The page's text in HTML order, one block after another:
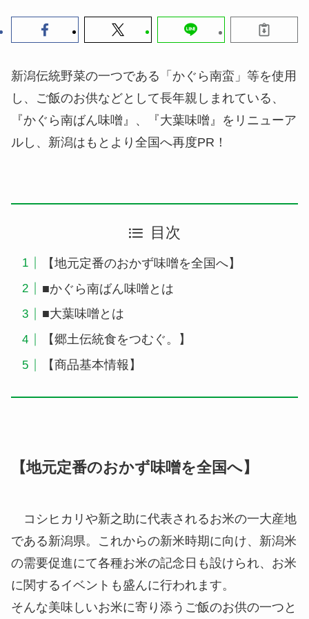
新潟伝統野菜の一つである「かぐら南蛮」等を使用
し、ご飯のお供などとして長年親しまれている、
『かぐら南ばん味噌』、『大葉味噌』をリニューア
ルし、新潟はもとより全国へ再度PR！
目次
【地元定番のおかず味噌を全国へ】
■かぐら南ばん味噌とは
■大葉味噌とは
【郷土伝統食をつむぐ。】
【商品基本情報】
【地元定番のおかず味噌を全国へ】
コシヒカリや新之助に代表されるお米の一大産地
である新潟県。これからの新米時期に向け、新潟米
の需要促進にて各種お米の記念日も設けられ、お米
に関するイベントも盛んに行われます。
そんな美味しいお米に寄り添うご飯のお供の一つと